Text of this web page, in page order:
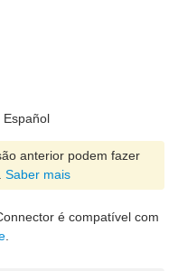
Español
anterior podem fazer
Saber mais
é compatível com